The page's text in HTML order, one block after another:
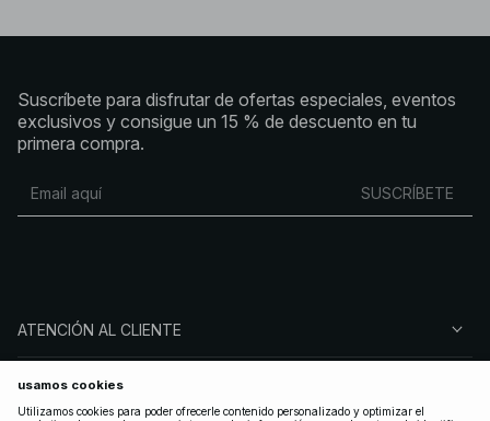
Suscríbete para disfrutar de ofertas especiales, eventos
exclusivos y consigue un 15 % de descuento en tu
primera compra.
SUSCRÍBETE
ATENCIÓN AL CLIENTE
SOBRE NA-KD